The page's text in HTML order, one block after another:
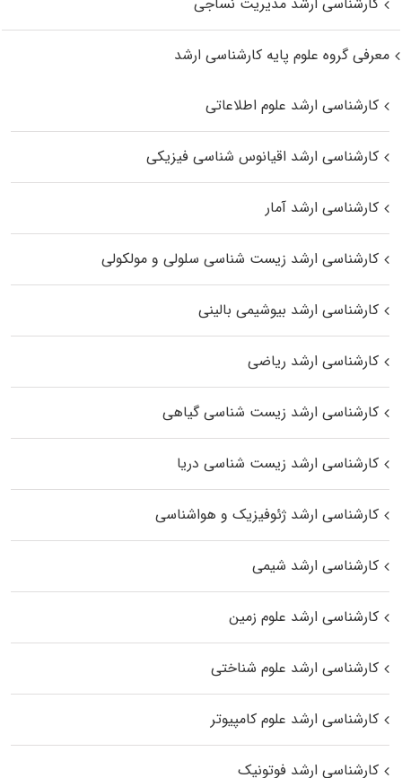
معرفی گروه علوم پایه کارشناسی ارشد
کارشناسی ارشد علوم اطلاعاتی
کارشناسی ارشد اقیانوس‌ شناسی فیزیکی
کارشناسی ارشد آمار
کارشناسی ارشد زیست شناسی سلولی و مولکولی
کارشناسی ارشد بیوشیمی بالینی
کارشناسی ارشد ریاضی
کارشناسی ارشد زیست‌ شناسی گیاهی
کارشناسی ارشد زیست‌ شناسی دریا
کارشناسی ارشد ژئوفیزیک و هواشناسی
کارشناسی ارشد شیمی
کارشناسی ارشد علوم زمین
کارشناسی ارشد علوم شناختی
کارشناسی ارشد علوم کامپیوتر
کارشناسی ارشد فوتونیک